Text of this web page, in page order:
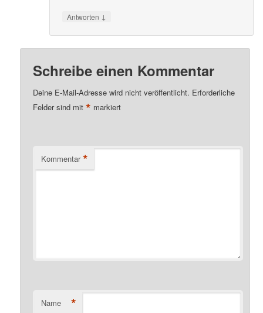
Antworten ↓
Schreibe einen Kommentar
Deine E-Mail-Adresse wird nicht veröffentlicht. Erforderliche
Felder sind mit* markiert
Kommentar *
Name *